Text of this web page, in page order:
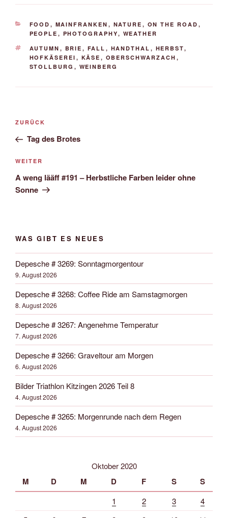
KATEGORIEN
FOOD , MAINFRANKEN , NATURE , ON THE ROAD ,
PEOPLE , PHOTOGRAPHY, WEATHER
SCHLAGWÖRTER
AUTUMN , BRIE , FALL , HANDTHAL , HERBST,
HOFKÄSEREI , KÄSE , OBERSCHWARZACH ,
STOLLBURG , WEINBERG
Beitrags-
Vorheriger
Beitrag
ZURÜCK
Tag des Brotes
Nächster
Beitrag
WEITER
A weng lääff #191 – Herbstliche Farben leider ohne
Sonne
WAS GIBT ES NEUES
Depesche # 3269: Sonntagmorgentour
9. August 2026
Depesche # 3268: Coffee Ride am Samstagmorgen
8. August 2026
Depesche # 3267: Angenehme Temperatur
7. August 2026
Depesche # 3266: Graveltour am Morgen
6. August 2026
Bilder Triathlon Kitzingen 2026 Teil 8
4. August 2026
Depesche # 3265: Morgenrunde nach dem Regen
4. August 2026
Oktober 2020
M D M D F S S
1 2 3
4